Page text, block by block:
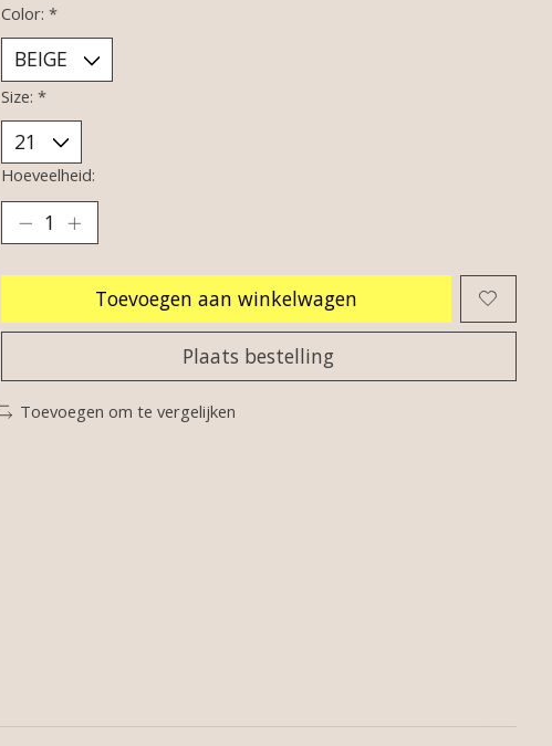
Color: *
Size: *
Hoeveelheid:
Toevoegen aan winkelwagen
Plaats bestelling
Toevoegen om te vergelijken